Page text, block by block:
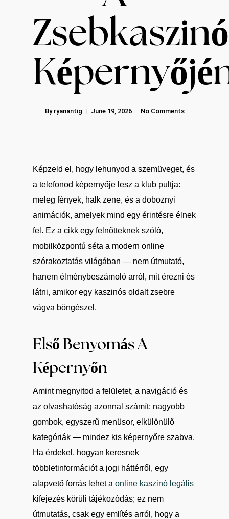
Zsebkaszinó
By ryanantig June 19, 2026 No Comments
Képzeld el, hogy lehunyod a szemüveget, és
a telefonod képernyője lesz a klub pultja:
meleg fények, halk zene, és a doboznyi
animációk, amelyek mind egy érintésre élnek
fel. Ez a cikk egy felnőtteknek szóló,
mobilközpontú séta a modern online
szórakoztatás világában — nem útmutató,
hanem élménybeszámoló arról, mit érezni és
látni, amikor egy kaszinós oldalt zsebre
vágva böngészel.
Első Benyomás A
Képernyőn
Amint megnyitod a felületet, a navigáció és
az olvashatóság azonnal számít: nagyobb
gombok, egyszerű menüsor, elkülönülő
kategóriák — mindez kis képernyőre szabva.
Ha érdekel, hogyan keresnek
többletinformációt a jogi háttérről, egy
alapvető forrás lehet a online kaszinó legális
kifejezés körüli tájékozódás; ez nem
útmutatás, csak egy említés arról, hogy a